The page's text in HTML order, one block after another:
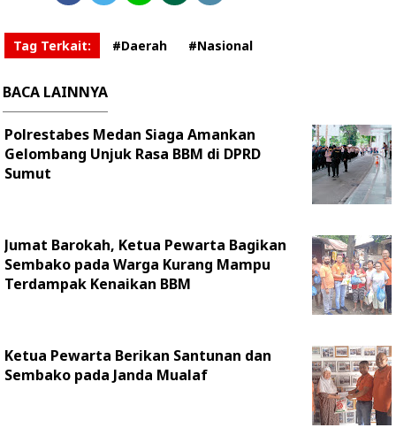
Tag Terkait: #Daerah #Nasional
BACA LAINNYA
Polrestabes Medan Siaga Amankan
Gelombang Unjuk Rasa BBM di DPRD
Sumut
Jumat Barokah, Ketua Pewarta Bagikan
Sembako pada Warga Kurang Mampu
Terdampak Kenaikan BBM
Ketua Pewarta Berikan Santunan dan
Sembako pada Janda Mualaf